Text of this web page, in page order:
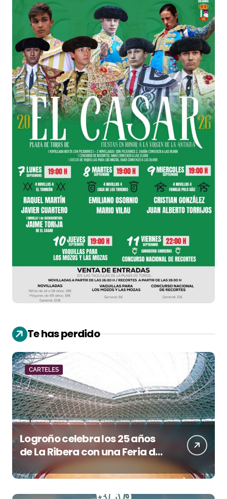
Te has perdido
CARTELES
Logroño celebra los 25 años
de La Ribera con una Feria de
San Mateo de máxima
categoría